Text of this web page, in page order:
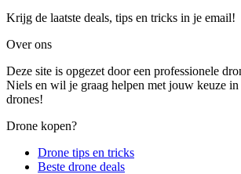
Krijg de laatste deals, tips en tricks in je email!
Over ons
Deze site is opgezet door een professionele
Niels en wil je graag helpen met jouw keuze
drones!
Drone kopen?
Drone tips en tricks
Beste drone deals